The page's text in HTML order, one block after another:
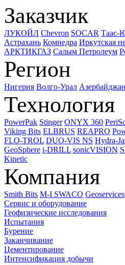
Заказчик
ЛУКОЙЛ Chevron SOCAR Таас-
Астрахань Комнедра Иркутская
АРКТИКГАЗ Салым Петролеум
Регион
Нигерия Волго-Урал Азербайджан
Технология
PowerPak Stinger ONYX 360
Viking Bits ELBRUS REAPRO
FLO-TROL DUO-VIS NS Hydra-
GeoSphere i-DRILL sonicVISION
Kinetic
Компания
Smith Bits M-I SWACO Geoservices
Сервис и оборудование
Геофизические исследования
Испытания
Бурение
Заканчивание
Цементирование
Интенсификация добычи